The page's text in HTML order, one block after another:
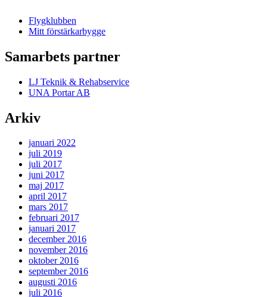
Flygklubben
Mitt förstärkarbygge
Samarbets partner
LJ Teknik & Rehabservice
UNA Portar AB
Arkiv
januari 2022
juli 2019
juli 2017
juni 2017
maj 2017
april 2017
mars 2017
februari 2017
januari 2017
december 2016
november 2016
oktober 2016
september 2016
augusti 2016
juli 2016